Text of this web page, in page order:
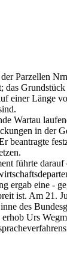
Parzellen
das
einer Länge
Wartau
in der
beantragte
führte
ergab eine -
ist. Am 21.
des
Urs